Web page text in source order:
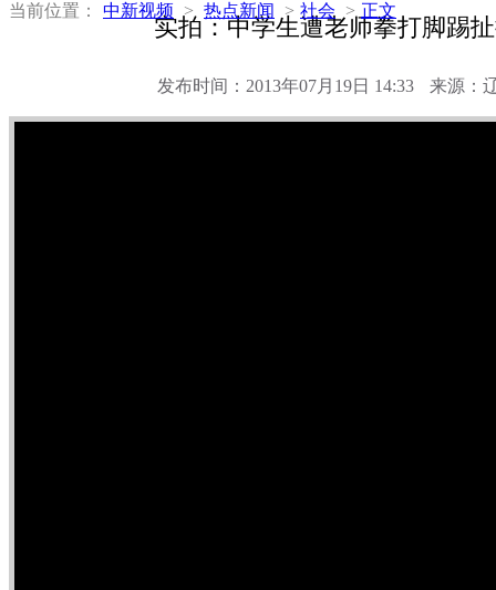
当前位置： 中新视频 > 热点新闻 > 社会 > 正文
实拍：中学生遭老师拳打脚踢
发布时间：2013年07月19日 14:33 来源：